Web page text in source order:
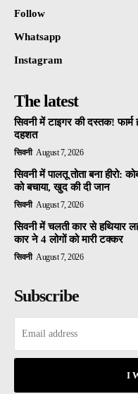
Follow
Whatsapp
Instagram
The latest
सिवनी में टाइगर की दस्तक!
दहशत
सिवनी August 7, 2026
सिवनी में पालतू तोता बना हीरो:
को बचाया, खुद की दी जान
सिवनी August 7, 2026
सिवनी में चलती कार से हथियार
कार ने 4 लोगों को मारी टक्कर
सिवनी August 7, 2026
Subscribe
I